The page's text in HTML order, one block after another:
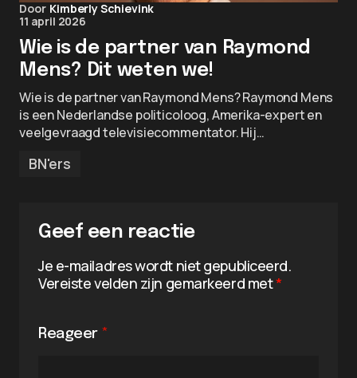
Door Kimberly Schievink
11 april 2026
Wie is de partner van Raymond
Mens? Dit weten we!
Wie is de partner van Raymond Mens? Raymond Mens
is een Nederlandse politicoloog, Amerika-expert en
veelgevraagd televisiecommentator. Hij…
BN'ers
Geef een reactie
Je e-mailadres wordt niet gepubliceerd.
Vereiste velden zijn gemarkeerd met*
Reageer *